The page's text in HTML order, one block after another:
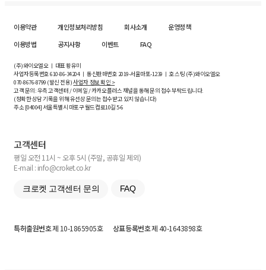
이용약관 개인정보처리방침 회사소개
운영정책
이용방법
공지사항 이벤트 FAQ
(주)와이오엘오 ㅣ 대표 황유미
사업자등록번호610-86-34204ㅣ 통신판매번호 2019-서울마포-1239 ㅣ 호스팅 (주)와이오엘오
070-8676-8799 (발신 전용)사업자 정보 확인 >
고객 문의: 우측 고객센터 / 이메일 / 카카오플러스 채널을 통해 문의 접수 부탁드립니다.
(정확한 상담 기록을 위해 유선상 문의는 접수받고 있지 않습니다)
주소 [04004] 서울특별시 마포구 월드컵로10길5-6
고객센터
평일 오전 11시 ~ 오후 5시 (주말, 공휴일 제외)
E-mail : info@croket.co.kr
크로켓 고객센터 문의 FAQ
특허출원번호제 10-1865905호 상표등록번호제 40-1643898호